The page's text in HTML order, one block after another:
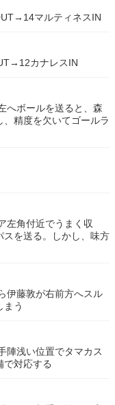
マルティネスIN
カナレスIN
へボールを送ると、森
精度を欠いてゴールラ
左角付近でうまく収
を送る。しかし、味方
伊藤敦が右前方へスル
まう
陣浅い位置でタマカス
で対応する